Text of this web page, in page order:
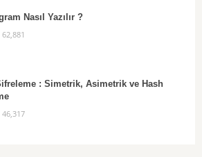
Nasıl Yazılır ?
: Simetrik, Asimetrik ve Hash